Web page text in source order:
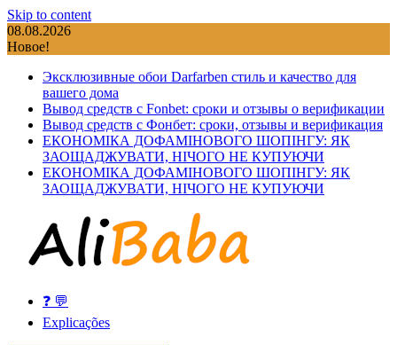
Skip to content
08.08.2026
Новое!
Эксклюзивные обои Darfarben стиль и качество для
вашего дома
Вывод средств с Fonbet: сроки и отзывы о верификации
Вывод средств с Фонбет: сроки, отзывы и верификация
ЕКОНОМІКА ДОФАМІНОВОГО ШОПІНГУ: ЯК
ЗАОЩАДЖУВАТИ, НІЧОГО НЕ КУПУЮЧИ
ЕКОНОМІКА ДОФАМІНОВОГО ШОПІНГУ: ЯК
ЗАОЩАДЖУВАТИ, НІЧОГО НЕ КУПУЮЧИ
❓ 💬
Explicações